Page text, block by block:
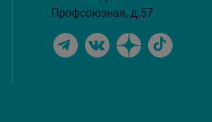
Профсоюзная, д.57